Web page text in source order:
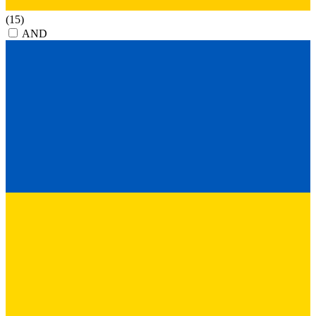
(15)
AND